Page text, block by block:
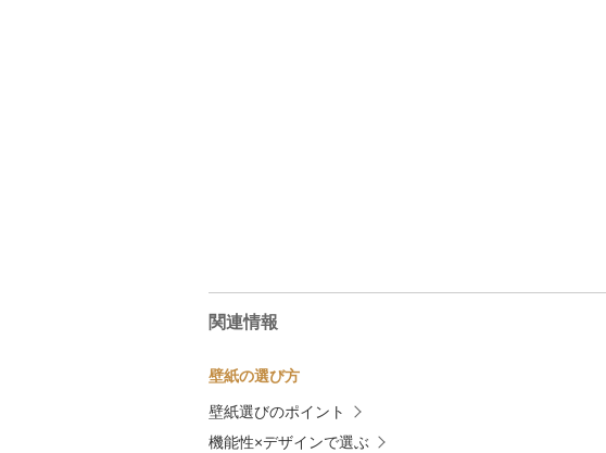
関連情報
壁紙の選び方
壁紙選びのポイント
機能性×デザインで選ぶ